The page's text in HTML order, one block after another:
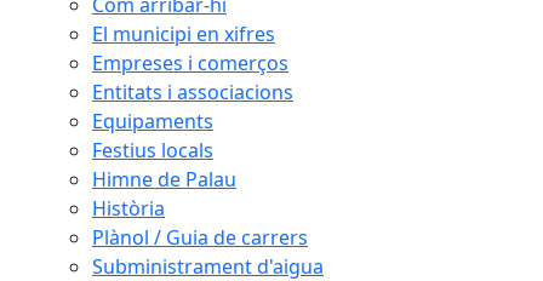
El municipi en xifres
Empreses i comerços
Entitats i associacions
Equipaments
Festius locals
Himne de Palau
Història
Plànol / Guia de carrers
Subministrament d'aigua